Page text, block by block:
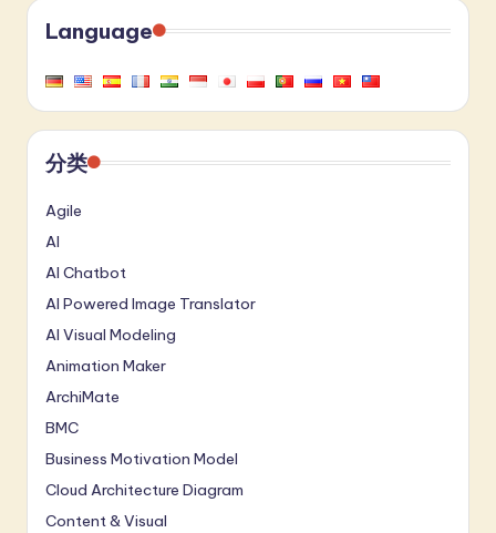
Language
分类
Agile
AI
AI Chatbot
AI Powered Image Translator
AI Visual Modeling
Animation Maker
ArchiMate
BMC
Business Motivation Model
Cloud Architecture Diagram
Content & Visual